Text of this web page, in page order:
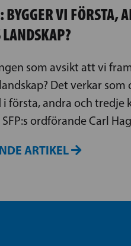
VI FÖRSTA,
LANDSKAP?
som avsikt att vi
Det verkar
första, andra och tredje
ordförande Carl
ARTIKEL